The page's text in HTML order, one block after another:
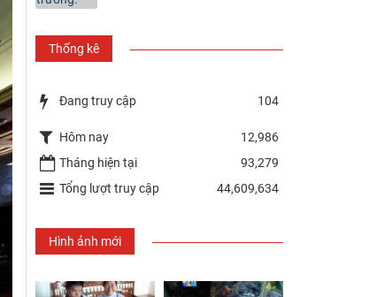
Thống kê
Đang truy cập 104
Hôm nay
12,986
Tháng hiện tại
93,279
Tổng lượt truy cập
44,609,634
Hình ảnh mới